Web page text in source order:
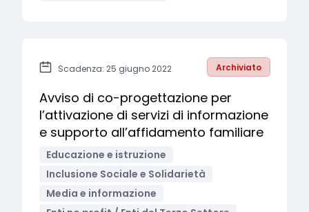
Scadenza: 25 giugno 2022 Archiviato
Avviso di co-progettazione per
l’attivazione di servizi di informazione
e supporto all’affidamento familiare
Educazione e istruzione
Inclusione Sociale e Solidarietà
Media e informazione